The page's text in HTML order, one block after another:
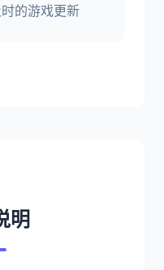
的游戏更新
明